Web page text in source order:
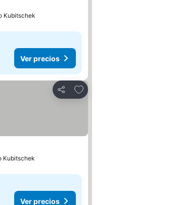
Kubitschek
Ver precios
Compartir
Agregar a favoritos
Kubitschek
Ver precios